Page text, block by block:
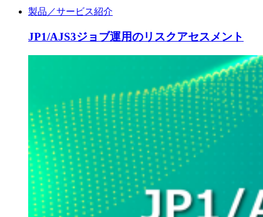
製品／サービス紹介
JP1/AJS3ジョブ運用のリスクアセスメント